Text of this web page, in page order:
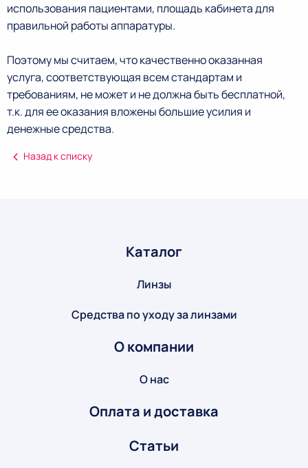
использования пациентами, площадь кабинета для
правильной работы аппаратуры.
Поэтому мы считаем, что качественно оказанная
услуга, соответствующая всем стандартам и
требованиям, не может и не должна быть бесплатной,
т.к. для ее оказания вложены большие усилия и
денежные средства.
Назад к списку
Каталог
Линзы
Средства по уходу за линзами
О компании
О нас
Оплата и доставка
Статьи